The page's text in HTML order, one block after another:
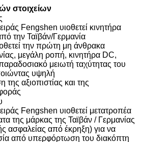
στοιχείων
Fengshen υιοθετεί κινητήρα
την Ταϊβάν/Γερμανία
την πρώτη μη άνθρακα
μεγάλη ροπή, κινητήρα DC,
μειωτή ταχύτητας του
υψηλή
αξιοπιστίας και της
Fengshen υιοθετεί μετατροπέα
της μάρκας της Ταϊβάν / Γερμανίας
ασφαλείας από έκρηξη) για να
από υπερφόρτωση του διακόπτη